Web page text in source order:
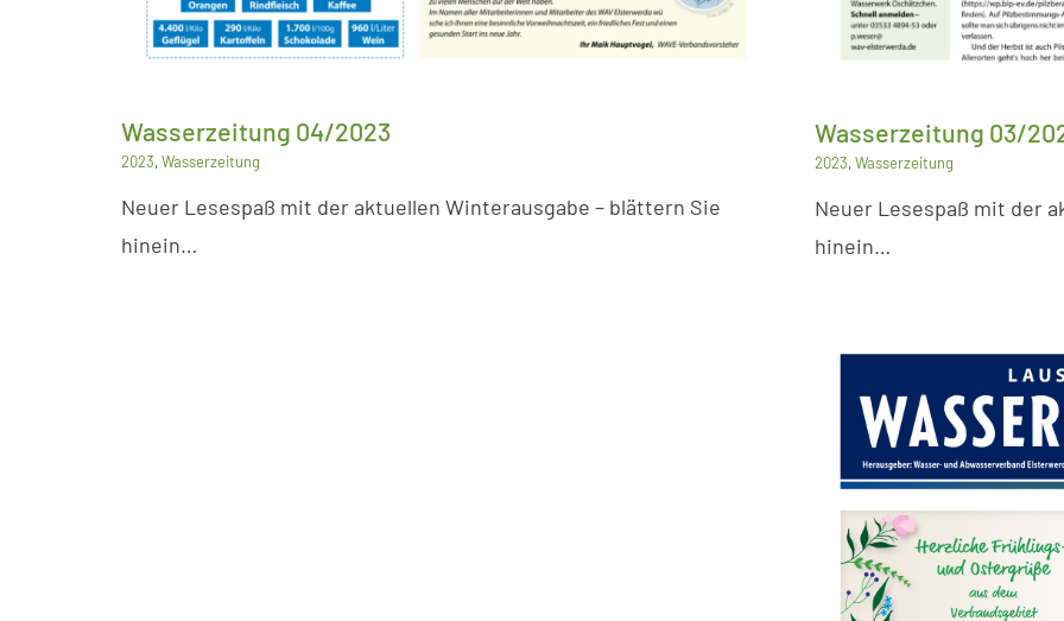
Wasserzeitung 04/2023
2023,Wasserzeitung
Neuer Lesespaß mit der aktuellen Winterausgabe – blättern Sie
hinein…
Wasserzeitung 03/
2023,Wasserzeitung
Neuer Lesespaß mit der
hinein…